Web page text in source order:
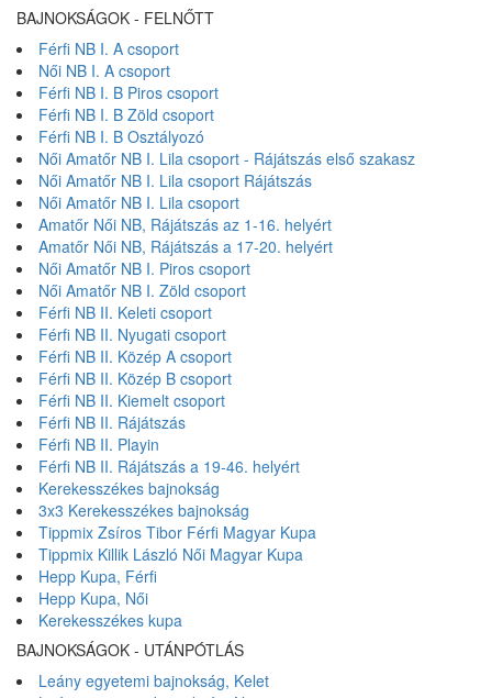
BAJNOKSÁGOK - FELNŐTT
Férfi NB I. A csoport
Női NB I. A csoport
Férfi NB I. B Piros csoport
Férfi NB I. B Zöld csoport
Férfi NB I. B Osztályozó
Női Amatőr NB I. Lila csoport - Rájátszás első szakasz
Női Amatőr NB I. Lila csoport Rájátszás
Női Amatőr NB I. Lila csoport
Amatőr Női NB, Rájátszás az 1-16. helyért
Amatőr Női NB, Rájátszás a 17-20. helyért
Női Amatőr NB I. Piros csoport
Női Amatőr NB I. Zöld csoport
Férfi NB II. Keleti csoport
Férfi NB II. Nyugati csoport
Férfi NB II. Közép A csoport
Férfi NB II. Közép B csoport
Férfi NB II. Kiemelt csoport
Férfi NB II. Rájátszás
Férfi NB II. Playin
Férfi NB II. Rájátszás a 19-46. helyért
Kerekesszékes bajnokság
3x3 Kerekesszékes bajnokság
Tippmix Zsíros Tibor Férfi Magyar Kupa
Tippmix Killik László Női Magyar Kupa
Hepp Kupa, Férfi
Hepp Kupa, Női
Kerekesszékes kupa
BAJNOKSÁGOK - UTÁNPÓTLÁS
Leány egyetemi bajnokság, Kelet